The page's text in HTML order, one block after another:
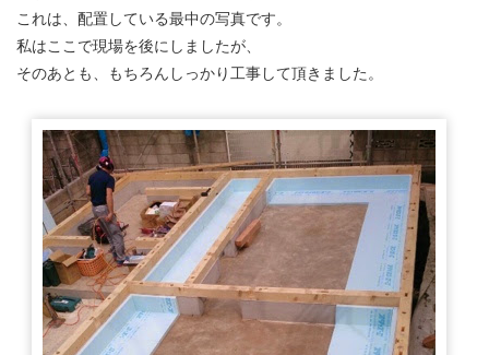
これは、配置している最中の写真です。
私はここで現場を後にしましたが、
そのあとも、もちろんしっかり工事して頂きました。